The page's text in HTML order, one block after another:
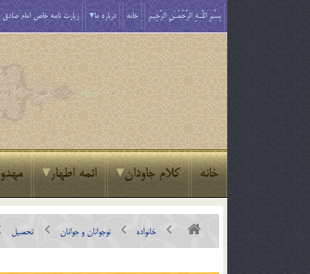
بِسْمِ اللَّـهِ الرَّحْمَـٰنِ الرَّحِيمِ خانه درباره ما زیارت نامه خاص امام صادق
خانه کلام جاودان ائمه اطهار
خانواده نوجوانان و جوانان تحصیل